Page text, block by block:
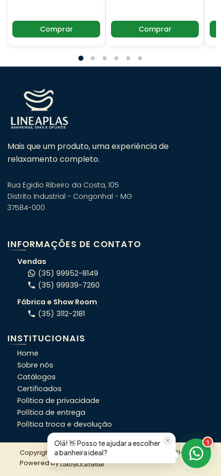
Comprar Comprar
Mais que um produto, uma experiência de
relaxamento completo.
Rua Egidio Ribeiro da Costa, 105
Distrito Industrial - Congonhal - MG
37584-000
INFORMAÇÕES DE CONTATO
Vendas
(35) 99952-8149
(35) 99939-7260
Fábrica e Show Room
(35) 3112-2181
INSTITUCIONAIS
Home
Sobre nós
Catálogos
Certificados
Política de privacidade
Política de entrega
Política troca e devolução
Copyright © 2026 Lineaplas CNPJ: 62.522.666/0001-67 |
Powered byHungry Digital
Olá! 👋 Posso te ajudar a escolher
a banheira ideal?
1
banheiras! 🛁
ORÇAMENTO RÁPIDO
Conte o seu projeto e indicamos o
PRECISA DE AJUDA?
em minutos.